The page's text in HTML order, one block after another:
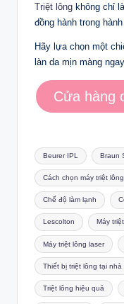
Triệt lông không chỉ
đồng hành trong
Hãy lựa chọn một
làn da mịn màng
Cửa hàng
Tags:
Beurer IPL Braun
Cách chọn máy triệt lông
Chế độ làm lạnh
Lescolton Máy
Máy triệt lông laser
Thiết bị triệt lông tại nhà
Triệt lông hiệu quả